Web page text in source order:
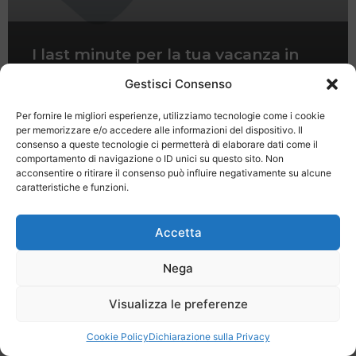
Gestisci Consenso
Per fornire le migliori esperienze, utilizziamo tecnologie come i cookie
per memorizzare e/o accedere alle informazioni del dispositivo. Il
consenso a queste tecnologie ci permetterà di elaborare dati come il
comportamento di navigazione o ID unici su questo sito. Non
acconsentire o ritirare il consenso può influire negativamente su alcune
caratteristiche e funzioni.
Accetta
Nega
Visualizza le preferenze
Cookie PolicyDichiarazione sulla Privacy
I last minute per la tua vacanza in
Last Minute
Registrati Contatti
SPECIALE LAST MINUTE - SH WEB